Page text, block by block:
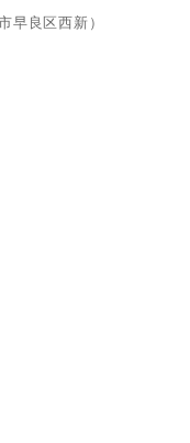
早良区西新）